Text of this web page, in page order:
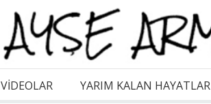
VİDEOLAR YARIM KALAN HAYATLAR